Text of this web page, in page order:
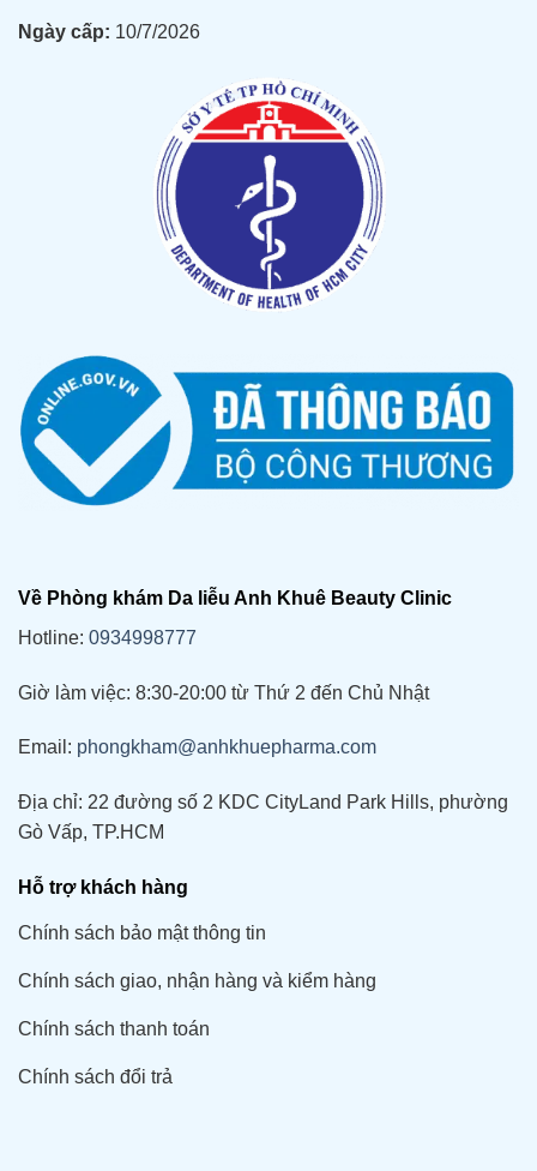
Ngày cấp: 10/7/2026
Về Phòng khám Da liễu Anh Khuê Beauty Clinic
Hotline: 0934998777
Giờ làm việc: 8:30-20:00 từ Thứ 2 đến Chủ Nhật
Email: phongkham@anhkhuepharma.com
Địa chỉ: 22 đường số 2 KDC CityLand Park Hills, phường
Gò Vấp, TP.HCM
Hỗ trợ khách hàng
Chính sách bảo mật thông tin
Chính sách giao, nhận hàng và kiểm hàng
Chính sách thanh toán
Chính sách đổi trả